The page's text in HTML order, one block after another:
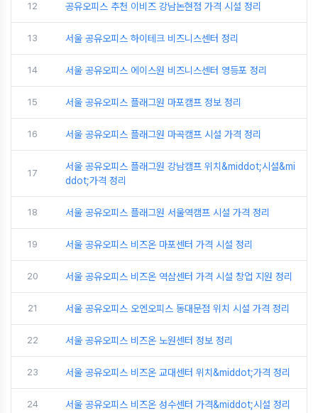
12 공유오피스 추천 이비즈 강남논현점 가격 시설 정리
13 서울 공유오피스 하이테크 비즈니스센터 정리
14 서울 공유오피스 에이스원 비즈니스센터 영등포 정리
15 서울 공유오피스 플래그원 마포캠프 정보 정리
16 서울 공유오피스 플래그원 마곡캠프 시설 가격 정리
17
서울 공유오피스 플래그원 강남캠프 위치&middot;시설&mi
ddot;가격 정리
18 서울 공유오피스 플래그원 서울역캠프 시설 가격 정리
19 서울 공유오피스 비즈온 마포센터 가격 시설 정리
20 서울 공유오피스 비즈온 역삼센터 가격 시설 창업 지원 정리
21 서울 공유오피스 오엔오피스 동대문점 위치 시설 가격 정리
22 서울 공유오피스 비즈온 노원센터 정보 정리
23 서울 공유오피스 비즈온 교대센터 위치&middot;가격 정리
24 서울 공유오피스 비즈온 성수센터 가격&middot;시설 정리